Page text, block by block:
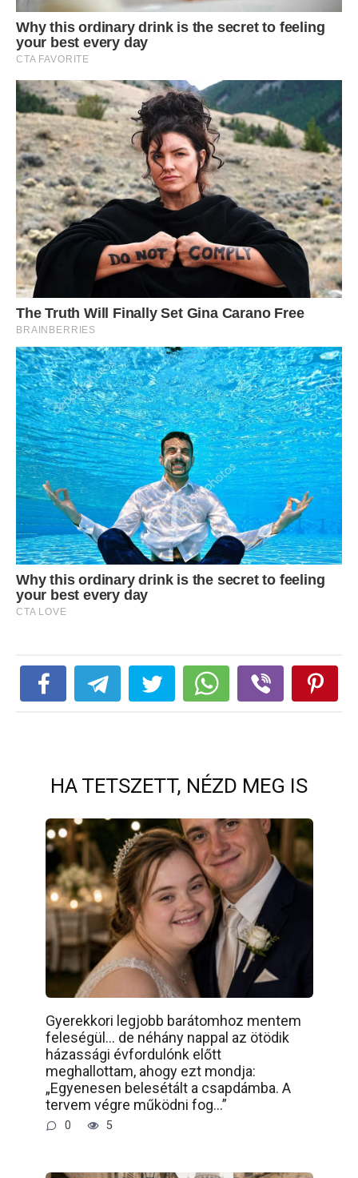
HA TETSZETT, NÉZD MEG IS
Gyerekkori legjobb barátomhoz mentem
feleségül… de néhány nappal az ötödik
házassági évfordulónk előtt
meghallottam, ahogy ezt mondja:
„Egyenesen belesétált a csapdámba. A
tervem végre működni fog…”
0 5